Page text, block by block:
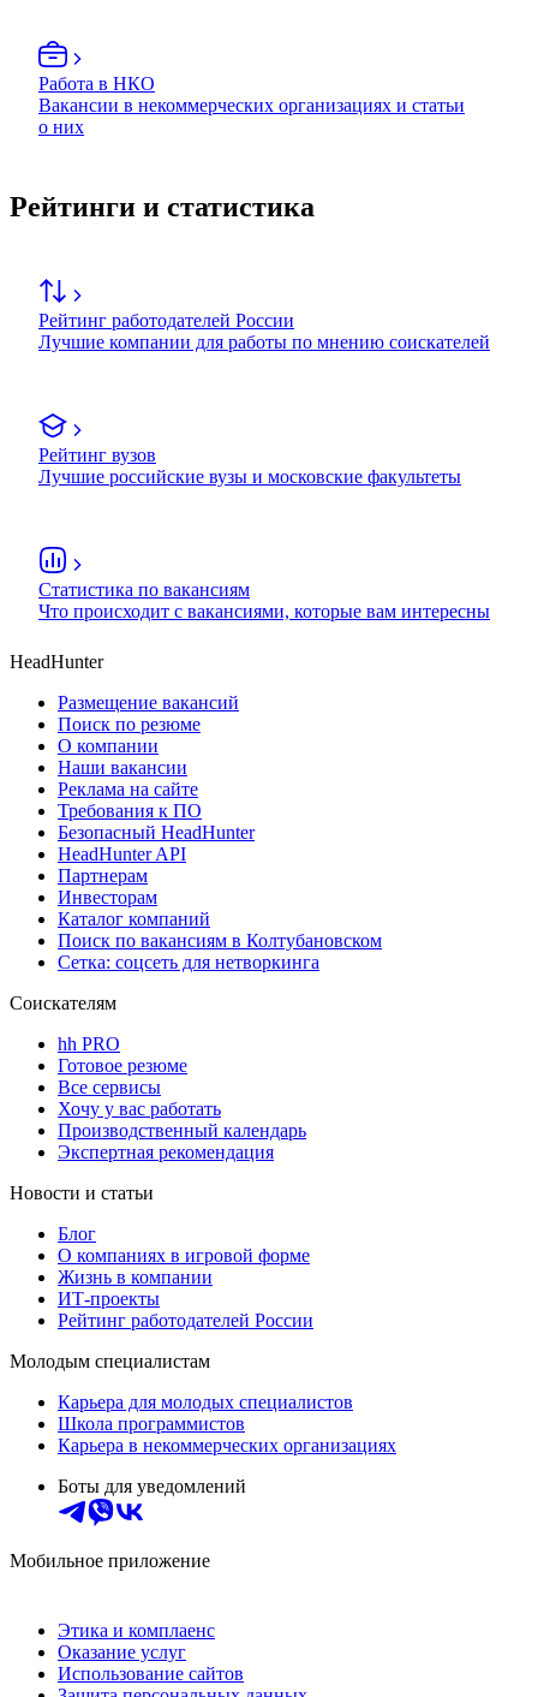
Работа в НКО
Вакансии в некоммерческих организациях и статьи
о них
Рейтинги и статистика
Рейтинг работодателей России
Лучшие компании для работы по мнению соискателей
Рейтинг вузов
Лучшие российские вузы и московские факультеты
Статистика по вакансиям
Что происходит с вакансиями, которые вам интересны
HeadHunter
Размещение вакансий
Поиск по резюме
О компании
Наши вакансии
Реклама на сайте
Требования к ПО
Безопасный HeadHunter
HeadHunter API
Партнерам
Инвесторам
Каталог компаний
Поиск по вакансиям в Колтубановском
Сетка: соцсеть для нетворкинга
Соискателям
hh PRO
Готовое резюме
Все сервисы
Хочу у вас работать
Производственный календарь
Экспертная рекомендация
Новости и статьи
Блог
О компаниях в игровой форме
Жизнь в компании
ИТ-проекты
Рейтинг работодателей России
Молодым специалистам
Карьера для молодых специалистов
Школа программистов
Карьера в некоммерческих организациях
Боты для уведомлений
Мобильное приложение
Этика и комплаенс
Оказание услуг
Использование сайтов